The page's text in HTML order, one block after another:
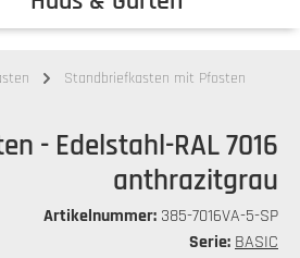
Standbriefkasten mit Pfosten
- Edelstahl-RAL 7016
anthrazitgrau
Artikelnummer: 385-7016VA-5-SP
Serie: BASIC